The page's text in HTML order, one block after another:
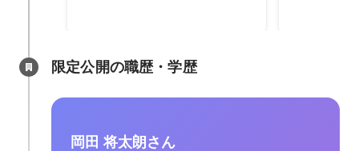
限定公開の職歴・学歴
岡田 将太朗さん